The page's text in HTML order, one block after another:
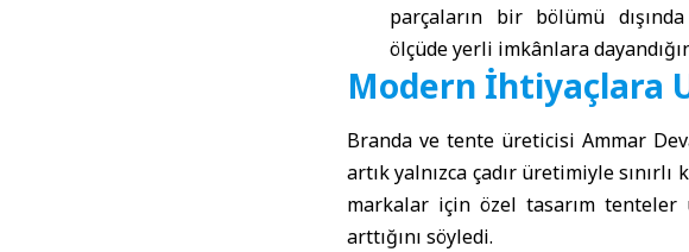
parçaların bir bölümü
ölçüde yerli imkânlara
Modern İhtiyaçlara
Branda ve tente üreticisi Ammar
artık yalnızca çadır üretimiyle
markalar için özel tasarım tenteler
arttığını söyledi.